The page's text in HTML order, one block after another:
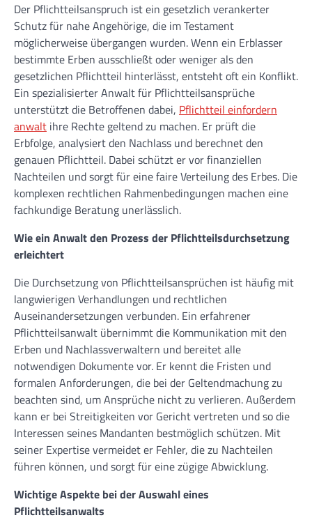
Der Pflichtteilsanspruch ist ein gesetzlich verankerter
Schutz für nahe Angehörige, die im Testament
möglicherweise übergangen wurden. Wenn ein Erblasser
bestimmte Erben ausschließt oder weniger als den
gesetzlichen Pflichtteil hinterlässt, entsteht oft ein Konflikt.
Ein spezialisierter Anwalt für Pflichtteilsansprüche
unterstützt die Betroffenen dabei, Pflichtteil einfordern
anwalt ihre Rechte geltend zu machen. Er prüft die
Erbfolge, analysiert den Nachlass und berechnet den
genauen Pflichtteil. Dabei schützt er vor finanziellen
Nachteilen und sorgt für eine faire Verteilung des Erbes. Die
komplexen rechtlichen Rahmenbedingungen machen eine
fachkundige Beratung unerlässlich.
Wie ein Anwalt den Prozess der Pflichtteilsdurchsetzung
erleichtert
Die Durchsetzung von Pflichtteilsansprüchen ist häufig mit
langwierigen Verhandlungen und rechtlichen
Auseinandersetzungen verbunden. Ein erfahrener
Pflichtteilsanwalt übernimmt die Kommunikation mit den
Erben und Nachlassverwaltern und bereitet alle
notwendigen Dokumente vor. Er kennt die Fristen und
formalen Anforderungen, die bei der Geltendmachung zu
beachten sind, um Ansprüche nicht zu verlieren. Außerdem
kann er bei Streitigkeiten vor Gericht vertreten und so die
Interessen seines Mandanten bestmöglich schützen. Mit
seiner Expertise vermeidet er Fehler, die zu Nachteilen
führen können, und sorgt für eine zügige Abwicklung.
Wichtige Aspekte bei der Auswahl eines
Pflichtteilsanwalts